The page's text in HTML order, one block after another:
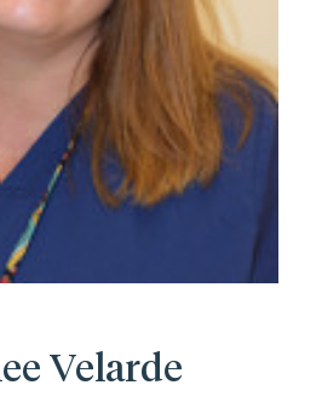
Velarde